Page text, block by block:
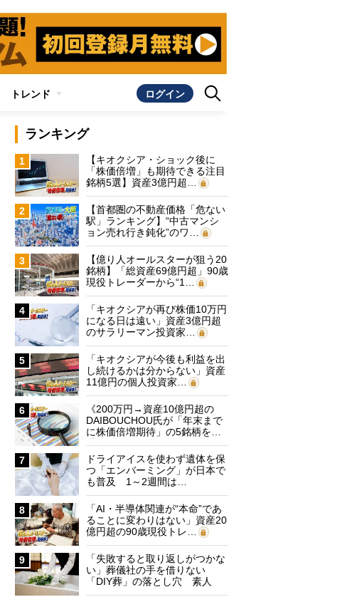
トレンド ログイン
ランキング
1
【キオクシア・ショック後に
「株価倍増」も期待できる注目
銘柄5選】資産3億円超…
2
【首都圏の不動産価格「危ない
駅」ランキング】“中古マンシ
ョン売れ行き鈍化”のワ…
3
【億り人オールスターが狙う20
銘柄】「総資産69億円超」90歳
現役トレーダーから“1…
4
「キオクシアが再び株価10万円
になる日は遠い」資産3億円超
のサラリーマン投資家…
5
「キオクシアが今後も利益を出
し続けるかは分からない」資産
11億円の個人投資家…
6
《200万円→資産10億円超の
DAIBOUCHOU氏が「年末まで
に株価倍増期待」の5銘柄を…
7
ドライアイスを使わず遺体を保
つ「エンバーミング」が日本で
も普及 1～2週間は…
8
「AI・半導体関連が“本命”であ
ることに変わりはない」資産20
億円超の90歳現役トレ…
9
「失敗すると取り返しがつかな
い」葬儀社の手を借りない
「DIY葬」の落とし穴 素人
に…